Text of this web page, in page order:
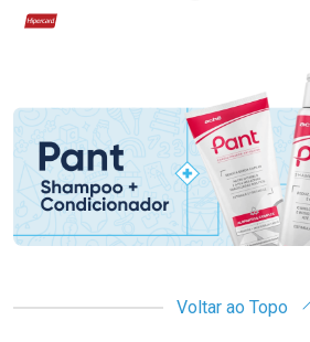
Hipercard
Promoção em Destaque
Voltar ao Topo